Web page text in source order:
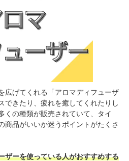
広げてくれる「アロマディフューザ
できたり、疲れを癒してくれたりし
くの種類が販売されていて、タイ
商品がいいか迷うポイントがたくさ
ザーを使っている人がおすすめする